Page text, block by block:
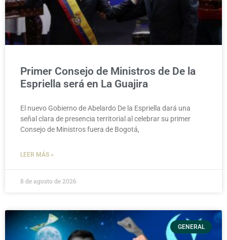
Primer Consejo de Ministros de De la
Espriella será en La Guajira
El nuevo Gobierno de Abelardo De la Espriella dará una
señal clara de presencia territorial al celebrar su primer
Consejo de Ministros fuera de Bogotá,
LEER MÁS »
8 de agosto de 2026
GENERAL